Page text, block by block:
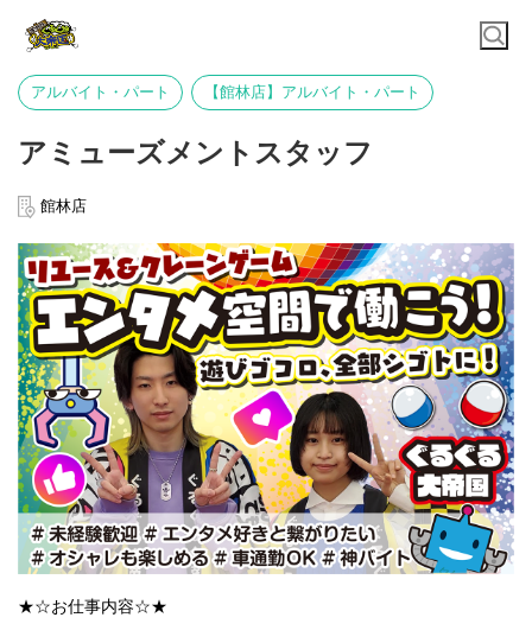
アルバイト・パート 【館林店】アルバイト・パート
アミューズメントスタッフ
館林店
★☆お仕事内容☆★